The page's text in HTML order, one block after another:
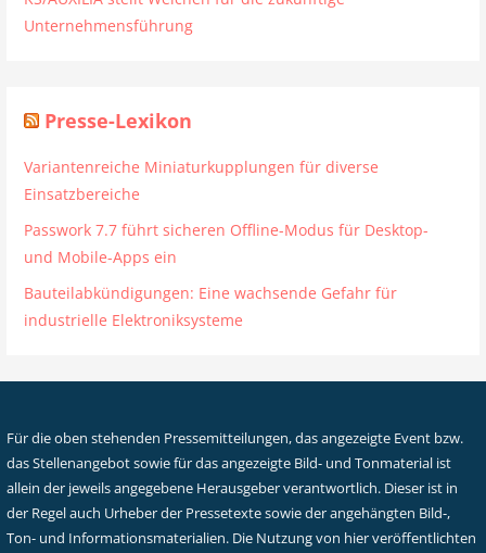
Unternehmensführung
Presse-Lexikon
Variantenreiche Miniaturkupplungen für diverse
Einsatzbereiche
Passwork 7.7 führt sicheren Offline-Modus für Desktop-
und Mobile-Apps ein
Bauteilabkündigungen: Eine wachsende Gefahr für
industrielle Elektroniksysteme
Für die oben stehenden Pressemitteilungen, das angezeigte Event bzw.
das Stellenangebot sowie für das angezeigte Bild- und Tonmaterial ist
allein der jeweils angegebene Herausgeber verantwortlich. Dieser ist in
der Regel auch Urheber der Pressetexte sowie der angehängten Bild-,
Ton- und Informationsmaterialien. Die Nutzung von hier veröffentlichten